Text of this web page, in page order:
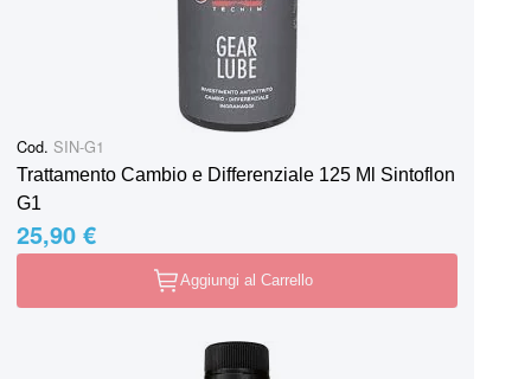
Cod. SIN-G1
Trattamento Cambio e Differenziale 125 Ml Sintoflon
G1
25,90 €
Aggiungi al Carrello